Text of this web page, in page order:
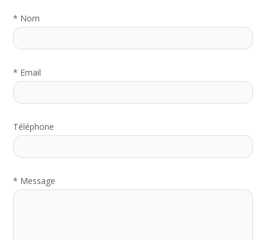
* Nom
* Email
Téléphone
* Message